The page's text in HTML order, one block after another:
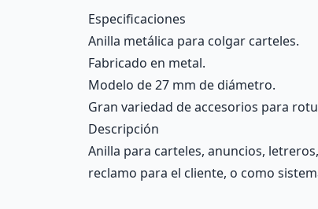
Description
Especificaciones
Anilla metálica para colgar carteles.
Fabricado en metal.
Modelo de 27 mm de diámetro.
Gran variedad de accesorios para
Descripción
Anilla para carteles, anuncios,
reclamo para el cliente, o como